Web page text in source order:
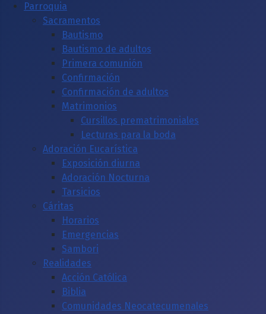
Parroquia
Sacramentos
Bautismo
Bautismo de adultos
Primera comunión
Confirmación
Confirmación de adultos
Matrimonios
Cursillos prematrimoniales
Lecturas para la boda
Adoración Eucarística
Exposición diurna
Adoración Nocturna
Tarsicios
Cáritas
Horarios
Emergencias
Sambori
Realidades
Acción Católica
Biblia
Comunidades Neocatecumenales